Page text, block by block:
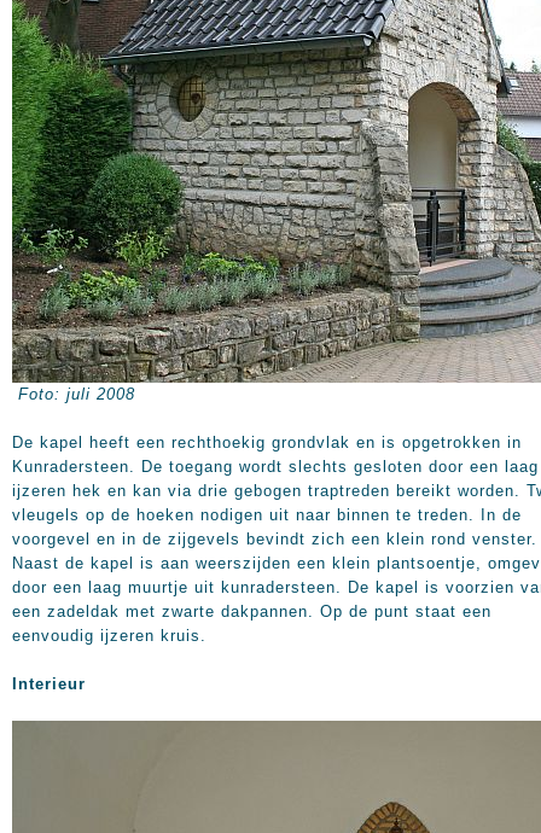
Foto: juli 2008
De kapel heeft een rechthoekig grondvlak en is opgetrokken in
Kunradersteen. De toegang wordt slechts gesloten door een laag
ijzeren hek en kan via drie gebogen traptreden bereikt worden.
vleugels op de hoeken nodigen uit naar binnen te treden. In de
voorgevel en in de zijgevels bevindt zich een klein rond venster.
Naast de kapel is aan weerszijden een klein plantsoentje,
door een laag muurtje uit kunradersteen. De kapel is voorzien
een zadeldak met zwarte dakpannen. Op de punt staat een
eenvoudig ijzeren kruis.
Interieur